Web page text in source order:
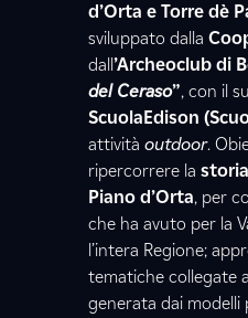
d’Orta e Torre dè
sviluppato dalla
dall’Archeoclub di
del Ceraso”, con il
ScuolaEdison
attività outdoor.
ripercorrere la
Piano d’Orta, per
che ha avuto per la
l’intera Regione;
tematiche collegate
generata dai